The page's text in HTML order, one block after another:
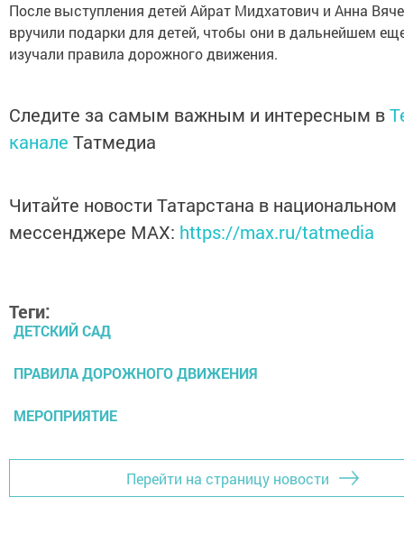
После выступления детей Айрат Мидхатович и Анна
вручили подарки для детей, чтобы они в дальнейшем
изучали правила дорожного движения.
Следите за самым важным и интересным в
канале Татмедиа
Читайте новости Татарстана в национальном
мессенджере MАХ: https://max.ru/tatmedia
Теги:
ДЕТСКИЙ САД
ПРАВИЛА ДОРОЖНОГО ДВИЖЕНИЯ
МЕРОПРИЯТИЕ
Перейти на страницу новости